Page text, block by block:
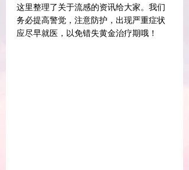
这里整理了关于流感的资讯给大家。我们
务必提高警觉，注意防护，出现严重症状
应尽早就医，以免错失黄金治疗期哦！